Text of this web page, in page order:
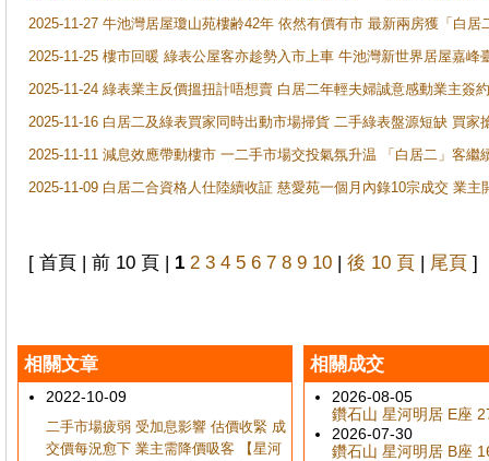
2025-11-27 牛池灣居屋瓊山苑樓齢42年 依然有價有市 最新兩房獲「白居
2025-11-25 樓市回暖 綠表公屋客亦趁勢入市上車 牛池灣新世界居屋嘉峰
2025-11-24 綠表業主反價搵扭計唔想賣 白居二年輕夫婦誠意感動業主簽
2025-11-16 白居二及綠表買家同時出動市場掃貨 二手綠表盤源短缺 買
2025-11-11 減息效應帶動樓市 一二手市場交投氣氛升温 「白居二」客
2025-11-09 白居二合資格人仕陸續收証 慈愛苑一個月內錄10宗成交 業
[ 首頁 | 前 10 頁 | 1 2 3 4 5 6 7 8 9 10 | 後 10 頁 | 尾頁 ]
相關文章
2022-10-09
二手市場疲弱 受加息影響 估價收緊 成
交價每況愈下 業主需降價吸客 【星河
相關成交
2026-08-05
鑽石山 星河明居 E座
2026-07-30
鑽石山 星河明居 B座